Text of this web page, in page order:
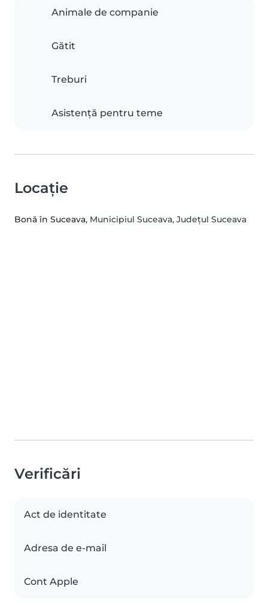
Animale de companie
Gătit
Treburi
Asistență pentru teme
Locație
Bonă în Suceava, Municipiul Suceava, Județul Suceava
Verificări
Act de identitate
Adresa de e-mail
Cont Apple